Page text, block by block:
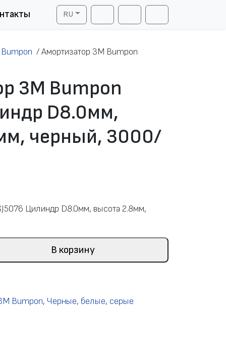
RU
Search AccountCart
/Амортизатор 3M Bumpon
3M Bumpon
D8.0мм,
черный, 3000/
Цилиндр D8.0мм, высота 2.8мм,
В корзину
Bumpon, Черные, белые, серые